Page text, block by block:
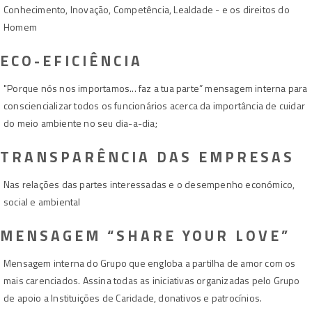
Conhecimento, Inovação, Competência, Lealdade - e os direitos do
Homem
ECO-EFICIÊNCIA
"Porque nós nos importamos... faz a tua parte” mensagem interna para
consciencializar todos os funcionários acerca da importância de cuidar
do meio ambiente no seu dia-a-dia;
TRANSPARÊNCIA DAS EMPRESAS
Nas relações das partes interessadas e o desempenho económico,
social e ambiental
MENSAGEM “SHARE YOUR LOVE”
Mensagem interna do Grupo que engloba a partilha de amor com os
mais carenciados. Assina todas as iniciativas organizadas pelo Grupo
de apoio a Instituições de Caridade, donativos e patrocínios.